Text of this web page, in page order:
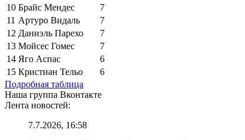
10 Брайс Мендес
7
11 Артуро Видаль
7
12 Даниэль Парехо
7
13 Мойсес Гомес
7
14 Яго Аспас
6
15 Кристиан Тельо
6
Подробная таблица
Наша группа Вконтакте
Лента новостей:
7.7.2026, 16:58